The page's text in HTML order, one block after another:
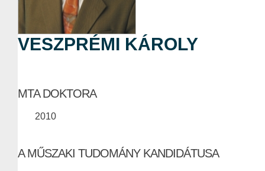
VESZPRÉMI KÁROLY
MTA DOKTORA
2010
A MŰSZAKI TUDOMÁNY KANDIDÁTUSA